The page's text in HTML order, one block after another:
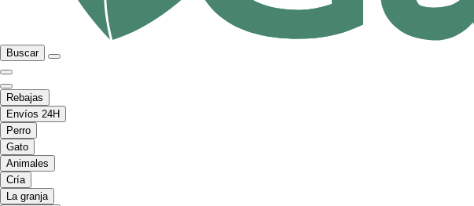
Buscar
Rebajas
Envíos 24H
Perro
Gato
Animales
Cría
La granja